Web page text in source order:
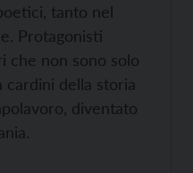
tanto nel
Protagonisti
che non sono solo
cardini della storia
diventato